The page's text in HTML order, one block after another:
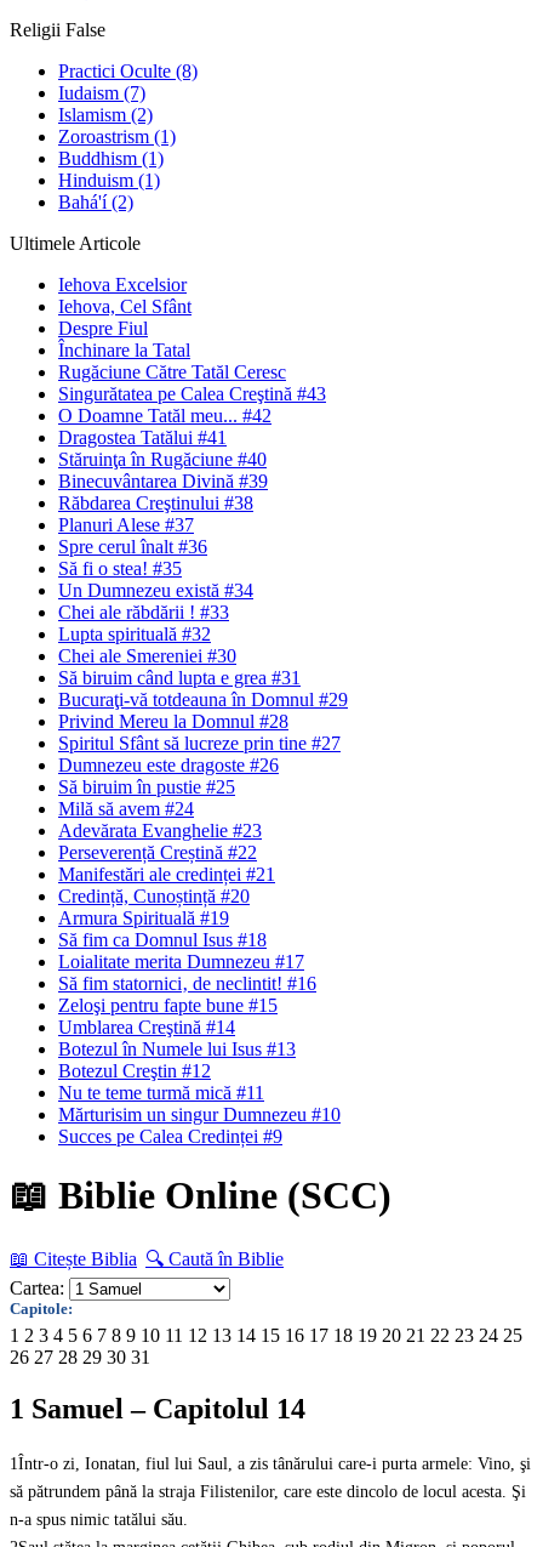
Religii False
Practici Oculte (8)
Iudaism (7)
Islamism (2)
Zoroastrism (1)
Buddhism (1)
Hinduism (1)
Bahá'í(2)
Ultimele Articole
Iehova Excelsior
Iehova, Cel Sfânt
Despre Fiul
Închinare la Tatal
Rugăciune Către Tatăl Ceresc
Singurătatea pe Calea Creştină #43
O Doamne Tatăl meu... #42
Dragostea Tatălui #41
Stăruinţa în Rugăciune #40
Binecuvântarea Divină #39
Răbdarea Creştinului #38
Planuri Alese #37
Spre cerul înalt #36
Să fi o stea! #35
Un Dumnezeu există #34
Chei ale răbdării ! #33
Lupta spirituală #32
Chei ale Smereniei #30
Să biruim când lupta e grea #31
Bucuraţi-vă totdeauna în Domnul #29
Privind Mereu la Domnul #28
Spiritul Sfânt să lucreze prin tine #27
Dumnezeu este dragoste #26
Să biruim în pustie #25
Milă să avem #24
Adevărata Evanghelie #23
Perseverență Creștină #22
Manifestări ale credinței #21
Credință, Cunoștință #20
Armura Spirituală #19
Să fim ca Domnul Isus #18
Loialitate merita Dumnezeu #17
Să fim statornici‚ de neclintit! #16
Zeloşi pentru fapte bune #15
Umblarea Creştină #14
Botezul în Numele lui Isus #13
Botezul Creştin #12
Nu te teme turmă mică #11
Mărturisim un singur Dumnezeu #10
Succes pe Calea Credinței #9
📖 Biblie Online (SCC)
📖 Citește Biblia 🔍 Caută în Biblie
Cartea:
Capitole:
1 2 3 4 5 6 7 8 9 10 11 12 13 14 15 16 17 18 19 20 21 22 23 24 25
26 27 28 29 30 31
1 Samuel – Capitolul 14
1Într-o zi, Ionatan, fiul lui Saul, a zis tânărului care-i purta armele: Vino, şi
să pătrundem până la straja Filistenilor, care este dincolo de locul acesta. Şi
n-a spus nimic tatălui său.